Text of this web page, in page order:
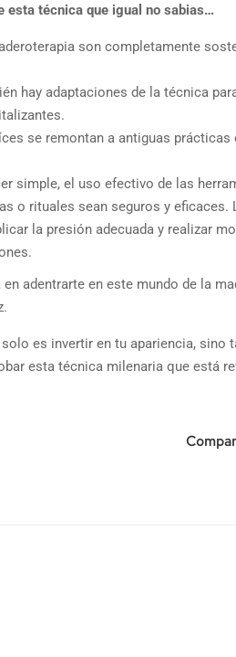
esta técnica que igual no sabias…
son completamente
hay adaptaciones de la técnica
se remontan a antiguas
simple, el uso efectivo de las
o rituales sean seguros y eficaces.
la presión adecuada y realizar
adentrarte en este mundo de la
es invertir en tu apariencia, sino
esta técnica milenaria que está